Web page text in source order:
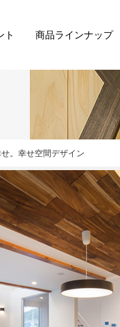
ト 商品ラインナップ
。幸せ空間デザイン